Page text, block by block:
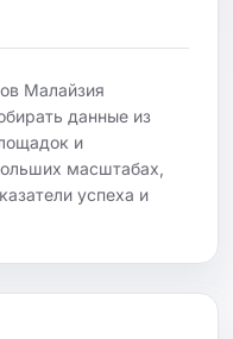
Малайзия
данные из
и
масштабах,
успеха и